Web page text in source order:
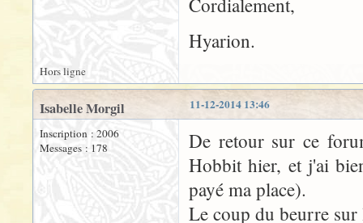
Cordialement,
Hyarion.
Hors ligne
11-12-2014 13:46
Isabelle Morgil
Inscription : 2006
Messages : 178
De retour sur ce
Hobbit hier, et j'ai
payé ma place).
Le coup du beurre